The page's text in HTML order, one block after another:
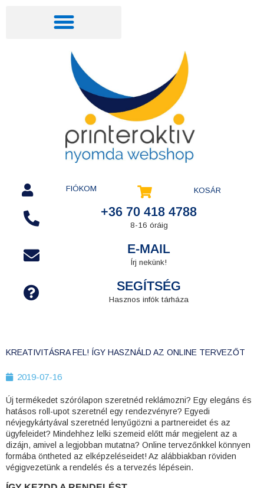
FIÓKOM KOSÁR
+36 70 418 4788
8-16 óráig
E-MAIL
Írj nekünk!
SEGÍTSÉG
Hasznos infók tárháza
KREATIVITÁSRA FEL! ÍGY HASZNÁLD AZ ONLINE TERVEZŐT
2019-07-16
Új termékedet szórólapon szeretnéd reklámozni? Egy elegáns és
hatásos roll-upot szeretnél egy rendezvényre? Egyedi
névjegykártyával szeretnéd lenyűgözni a partnereidet és az
ügyfeleidet? Mindehhez lelki szemeid előtt már megjelent az a
dizájn, amivel a legjobban mutatna? Online tervezőnkkel könnyen
formába öntheted az elképzeléseidet! Az alábbiakban röviden
végigvezetünk a rendelés és a tervezés lépésein.